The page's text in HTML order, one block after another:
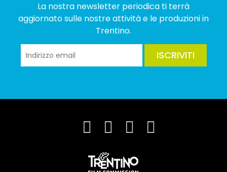
La nostra newsletter periodica ti terrà
aggiornato sulle nostre attività e le produzioni in
Trentino.
ISCRIVITI